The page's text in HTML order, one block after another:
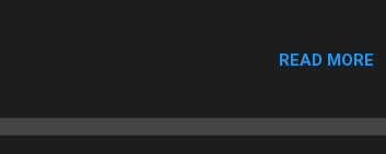
READ MORE